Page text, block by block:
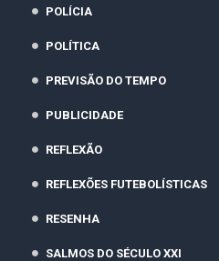
POLÍCIA
POLÍTICA
PREVISÃO DO TEMPO
PUBLICIDADE
REFLEXÃO
REFLEXÕES FUTEBOLÍSTICAS
RESENHA
SALMOS DO SÉCULO XXI